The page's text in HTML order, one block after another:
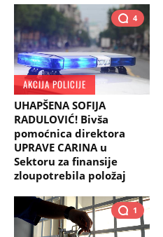
4
AKCIJA POLICIJE
UHAPŠENA SOFIJA
RADULOVIĆ! Bivša
pomoćnica direktora
UPRAVE CARINA u
Sektoru za finansije
zloupotrebila položaj
1